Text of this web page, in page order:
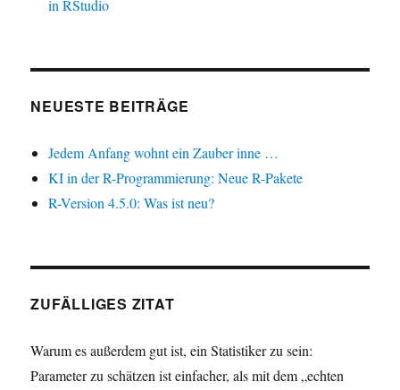
in RStudio
NEUESTE BEITRÄGE
Jedem Anfang wohnt ein Zauber inne …
KI in der R-Programmierung: Neue R-Pakete
R-Version 4.5.0: Was ist neu?
ZUFÄLLIGES ZITAT
Warum es außerdem gut ist, ein Statistiker zu sein:
Parameter zu schätzen ist einfacher, als mit dem „echten